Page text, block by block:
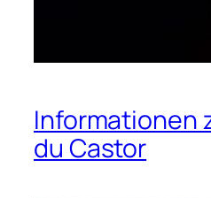
Informationen
du Castor